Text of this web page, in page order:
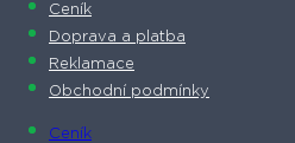
Ceník
Doprava a platba
Reklamace
Obchodní podmínky
Ceník